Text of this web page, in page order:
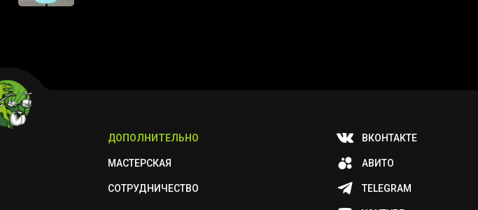
ДОПОЛНИТЕЛЬНО
МАСТЕРСКАЯ
СОТРУДНИЧЕСТВО
ВКОНТАКТЕ
АВИТО
TELEGRAM